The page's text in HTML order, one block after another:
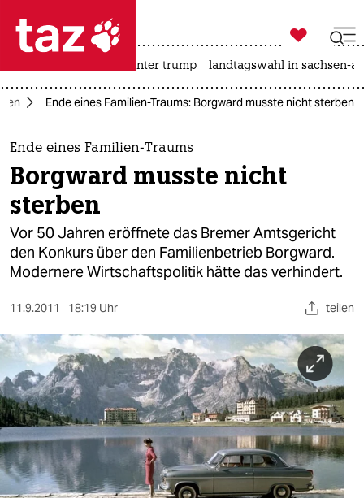
 taz zahl ich
taz zahl ich
themen
politik
öko
gesellschaft
sport
berlin
nord
wahrheit
verlag

taz zahl ich
usa unter trump landtagswahl in sachsen-
Ende eines Familien-Traums: Borgward musste nicht sterben
Ende eines Familien-Traums
Borgward musste nicht
sterben
Vor 50 Jahren eröffnete das Bremer Amtsgericht
den Konkurs über den Familienbetrieb Borgward.
Modernere Wirtschaftspolitik hätte das verhindert.
11.9.2011 18:19 Uhr teilen